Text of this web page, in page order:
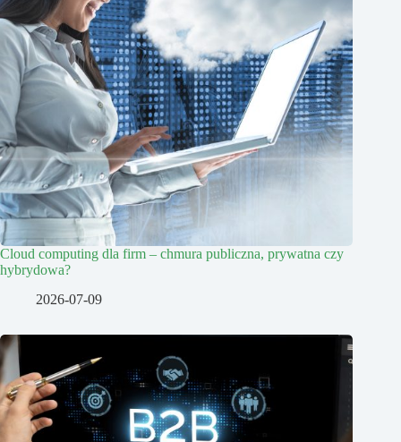
Cloud computing dla firm – chmura publiczna, prywatna czy
hybrydowa?
2026-07-09